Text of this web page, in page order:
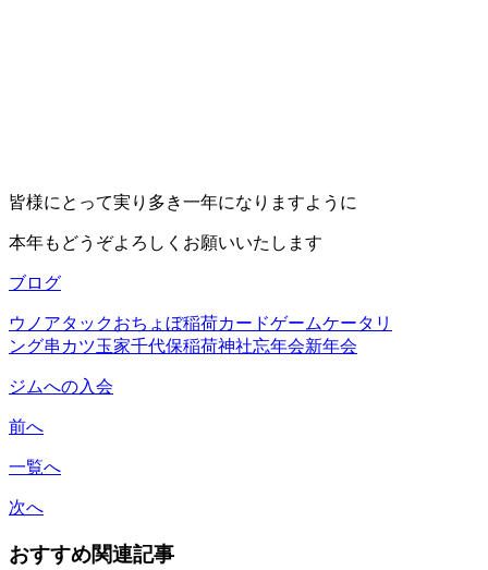
皆様にとって実り多き一年になりますように
本年もどうぞよろしくお願いいたします
ブログ
ウノアタックおちょぼ稲荷カードゲームケータリ
ング串カツ玉家千代保稲荷神社忘年会新年会
ジムへの入会
前へ
一覧へ
次へ
おすすめ関連記事